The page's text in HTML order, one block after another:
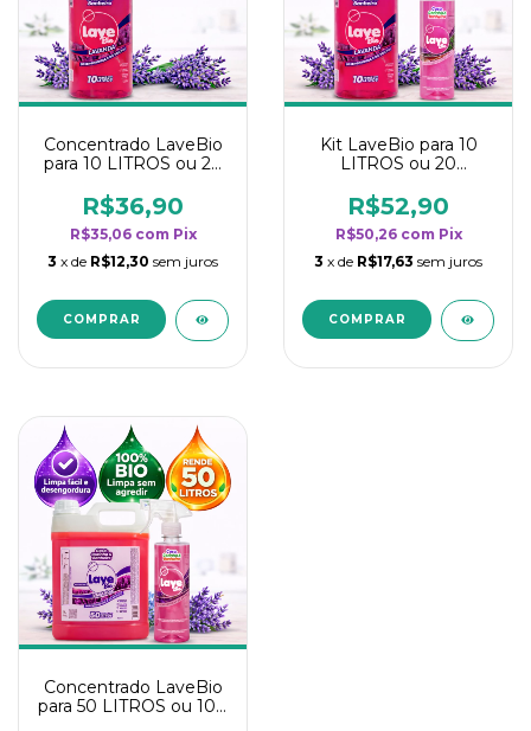
Concentrado LaveBio
para 10 LITROS ou 20
rendimento da
categoria - Lavanda
R$36,90
R$35,06 com Pix
3 x de R$12,30 sem juros
Kit LaveBio para 10
LITROS ou 20
rendimento da
categoria - Lavanda
R$52,90
R$50,26 com Pix
3 x de R$17,63 sem juros
Concentrado LaveBio
para 50 LITROS ou 100